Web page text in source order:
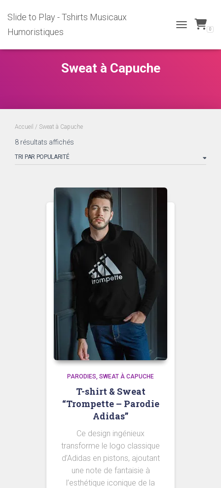
Slide to Play - Tshirts Musicaux
Humoristiques
0
Sweat à Capuche
Accueil / Sweat à Capuche
8 résultats affichés
popularité
PARODIES SWEAT À CAPUCHE
T-shirt & Sweat
“Trompette – Parodie
Adidas”
Ce design ingénieux
transforme le logo classique
d’Adidas en pistons, ajoutant
une note de fantaisie à
l’esthétique iconique de la